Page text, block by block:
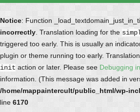
Notice: Function
incorrectly . Translation loading for the
triggered too early. This is usually an
plugin or theme running too early.
init action or later. Please see Debugging
information. (This message was added in
/home/mappaintercult/public_html/wp-
line 6170